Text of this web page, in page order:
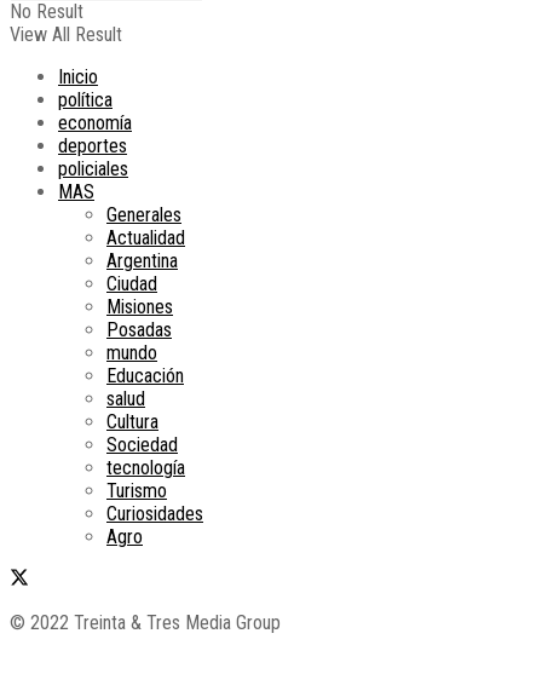
No Result
View All Result
Inicio
política
economía
deportes
policiales
MAS
Generales
Actualidad
Argentina
Ciudad
Misiones
Posadas
mundo
Educación
salud
Cultura
Sociedad
tecnología
Turismo
Curiosidades
Agro
© 2022 Treinta & Tres Media Group